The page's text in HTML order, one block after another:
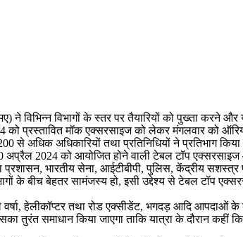
ने विभिन्न विभागों के स्तर पर तैयारियों को पुख्ता करने
प्रस्तावित मॉक एक्सरसाइज को लेकर मंगलवार को
से अधिक अधिकारियों तथा प्रतिनिधियों ने प्रतिभाग
2024 को आयोजित होने वाली टेबल टॉप
भारतीय सेना, आईटीबीपी, पुलिस, केंद्रीय सशस्त्र
के बीच बेहतर सामंजस्य हो, इसी उद्देश्य से टेबल टॉप
हेलीकॉप्टर तथा रोड एक्सीडेंट, भगदड़ आदि आपदाओं के
समाधान किया जाएगा ताकि यात्रा के दौरान कहीं